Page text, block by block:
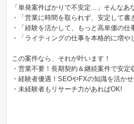
「単発案件ばかりで不安定...」そんなあ
・「営業に時間を取られず、安定して書
・「経験を活かして、もっと高単価の仕
・「ライティングの仕事を本格的に増や
この案件なら、それが叶います！
・営業不要！長期契約＆継続案件で安定
・経験者優遇！SEOやFXの知識を活かせ
・未経験者もリサーチ力があればOK!